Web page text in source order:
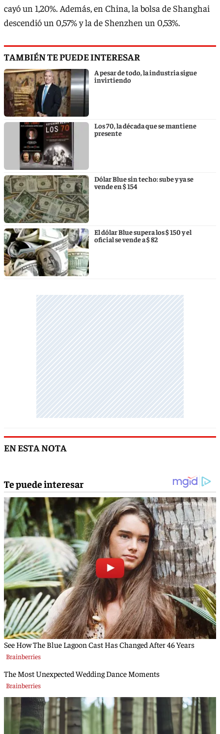
cayó un 1,20%. Además, en China, la bolsa de Shanghai
descendió un 0,57% y la de Shenzhen un 0,53%.
TAMBIÉN TE PUEDE INTERESAR
A pesar de todo, la industria sigue
invirtiendo
Los 70, la década que se mantiene
presente
Dólar Blue sin techo: sube y ya se
vende en $ 154
El dólar Blue supera los $ 150 y el
oficial se vende a $ 82
EN ESTA NOTA